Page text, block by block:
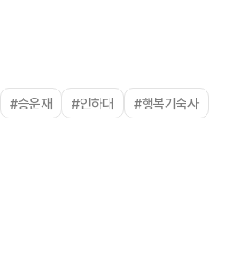
#승운재 #인하대 #행복기숙사